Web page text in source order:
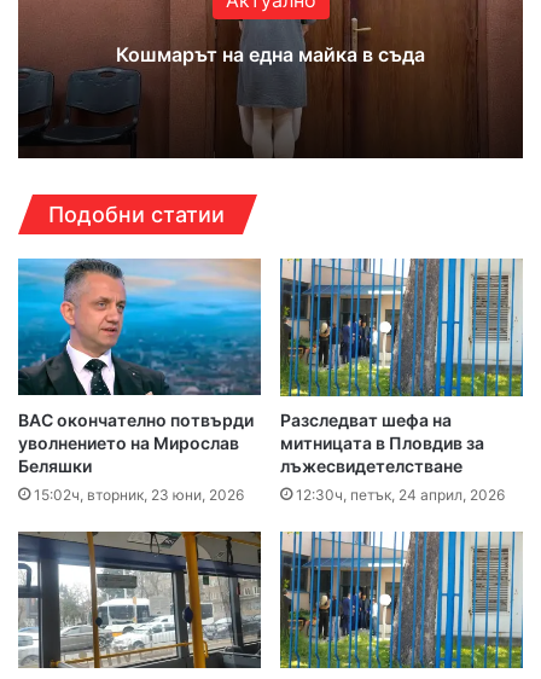
Кошмарът на една майка в съда
Подобни статии
ВАС окончателно потвърди
уволнението на Мирослав
Беляшки
15:02ч, вторник, 23 юни, 2026
Разследват шефа на
митницата в Пловдив за
лъжесвидетелстване
12:30ч, петък, 24 април, 2026